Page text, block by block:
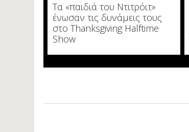
Τα «παιδιά του Ντιτρόιτ»
ένωσαν τις δυνάμεις τους
στο Thanksgiving Halftime
Show